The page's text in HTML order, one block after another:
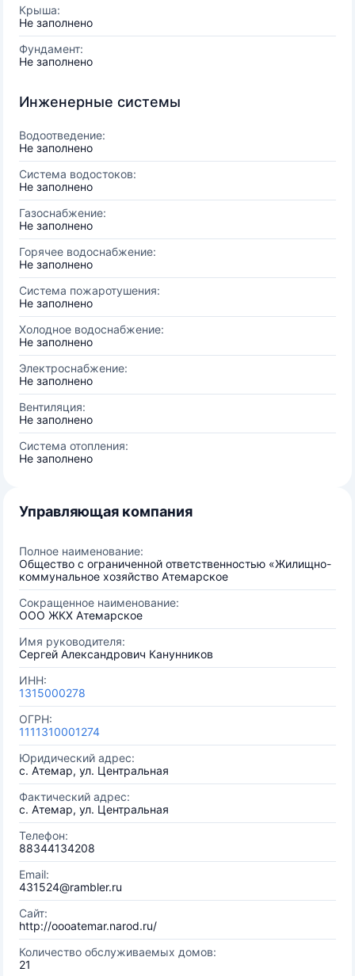
Крыша:
Не заполнено
Фундамент:
Не заполнено
Инженерные системы
Водоотведение:
Не заполнено
Система водостоков:
Не заполнено
Газоснабжение:
Не заполнено
Горячее водоснабжение:
Не заполнено
Система пожаротушения:
Не заполнено
Холодное водоснабжение:
Не заполнено
Электроснабжение:
Не заполнено
Вентиляция:
Не заполнено
Система отопления:
Не заполнено
Управляющая компания
Полное наименование:
Общество с ограниченной ответственностью «Жилищно-
коммунальное хозяйство Атемарское
Сокращенное наименование:
ООО ЖКХ Атемарское
Имя руководителя:
Сергей Александрович Канунников
ИНН:
1315000278
ОГРН:
1111310001274
Юридический адрес:
с. Атемар, ул. Центральная
Фактический адрес:
с. Атемар, ул. Центральная
Телефон:
88344134208
Email:
431524@rambler.ru
Сайт:
http://oooatemar.narod.ru/
Количество обслуживаемых домов:
21